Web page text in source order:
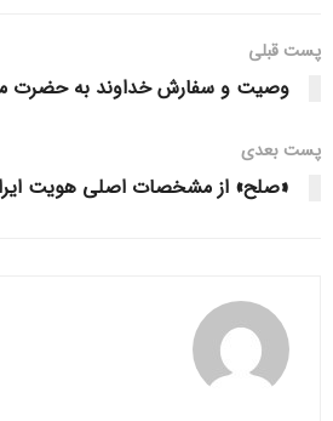
مشرف شدند.
مهر در خبری نوشت: نماینده ولی‌فقیه در
خانه خدا باید از فعالیت‌های خود در فضای
چرا که این فعالیت‌ها با استفاده از
وجود داشت که برخی از آنها گزارش
زائران باید انجام شود تا این مشکلات
پست قبلی
وصیت و سفارش خداوند به حضرت
پست‌ بعدی
«صلح» از مشخصات اصلی هویت